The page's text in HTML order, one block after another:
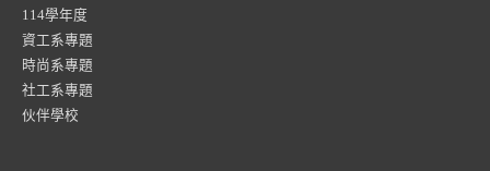
114學年度
資工系專題
時尚系專題
社工系專題
伙伴學校